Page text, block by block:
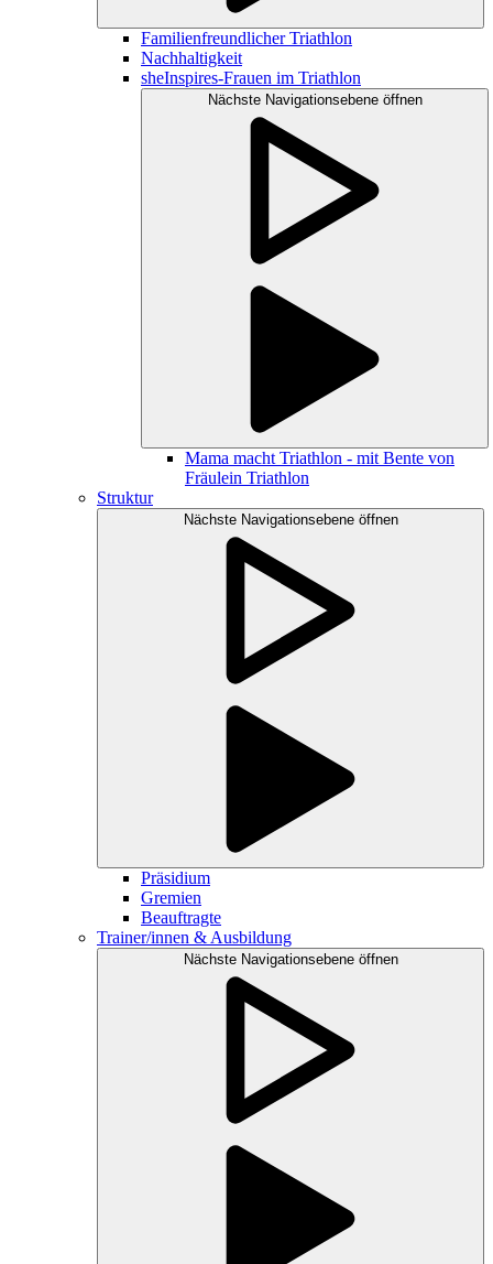
Familienfreundlicher Triathlon
Nachhaltigkeit
sheInspires-Frauen im Triathlon
Nächste Navigationsebene öffnen
Mama macht Triathlon - mit Bente von
Fräulein Triathlon
Struktur
Nächste Navigationsebene öffnen
Präsidium
Gremien
Beauftragte
Trainer/innen & Ausbildung
Nächste Navigationsebene öffnen